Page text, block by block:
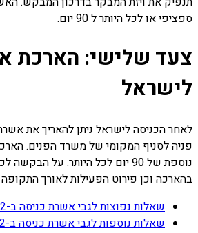
ספציפי או לכל היותר ל 90 יום.
צעד שלישי: הארכת
לישראל
לאחר הכניסה לישראל ניתן להאריך את
פניה לסניף המקומי של משרד הפנים.
נוספת של 90 יום לכל היותר. על
בהארכה וכן פירוט הפעילות לאורך
שאלות נפוצות לגבי אשרת כניסה ב-2
שאלות נוספות לגבי אשרת כניסה ב-2 -נלווים